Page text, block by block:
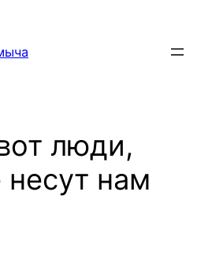
люди,
нам